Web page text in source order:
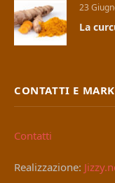
23
La
CONTATTI E
Contatti
Realizzazione: